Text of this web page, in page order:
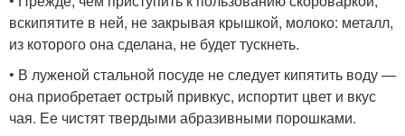
вскипятите в ней, не закрывая крышкой, молоко: металл,
из которого она сделана, не будет тускнеть.
• В луженой стальной посуде не следует кипятить воду —
она приобретает острый привкус, испортит цвет и вкус
чая. Ее чистят твердыми абразивными порошками.